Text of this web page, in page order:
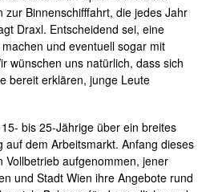
zur Binnenschifffahrt, die jedes Jahr
Draxl. Entscheidend sei, eine
und eventuell sogar mit
wünschen uns natürlich, dass sich
bereit erklären, junge Leute
bis 25-Jährige über ein breites
auf dem Arbeitsmarkt. Anfang dieses
Vollbetrieb aufgenommen, jener
und Stadt Wien ihre Angebote rund